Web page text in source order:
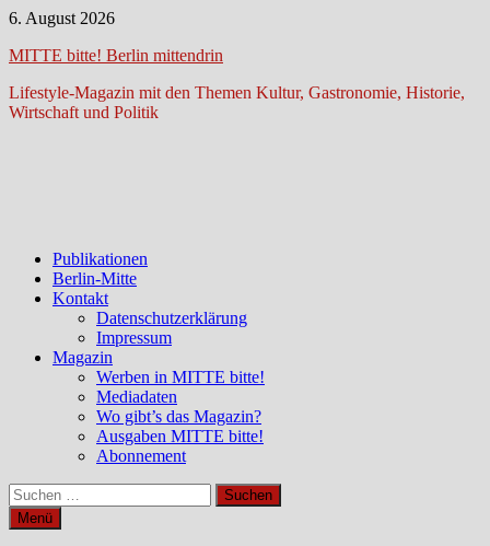
Zum
springen
6. August 2026
MITTE bitte! Berlin mittendrin
Lifestyle-Magazin mit den Themen Kultur, Gastronomie, Historie,
Wirtschaft und Politik
Publikationen
Berlin-Mitte
Kontakt
Datenschutzerklärung
Impressum
Magazin
Werben in MITTE bitte!
Mediadaten
Wo gibt’s das Magazin?
Ausgaben MITTE bitte!
Abonnement
Suchen
nach:
Menü